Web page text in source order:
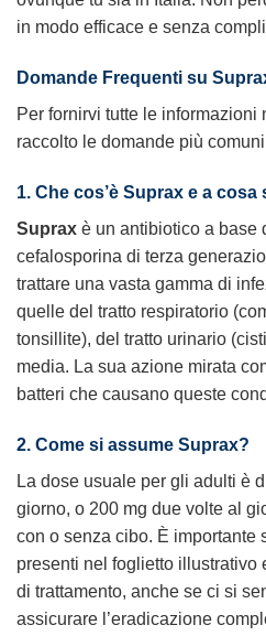
in modo efficace e senza
Domande Frequenti su
Per fornirvi tutte le informazioni
raccolto le domande più
1. Che cos’è Suprax e a cosa
Suprax è un antibiotico a base
cefalosporina di terza
trattare una vasta gamma di
quelle del tratto respiratorio
tonsillite), del tratto urinario
media. La sua azione mirata
batteri che causano queste
2. Come si assume Suprax?
La dose usuale per gli adulti è
giorno, o 200 mg due volte al
con o senza cibo. È importante
presenti nel foglietto illustrativo
di trattamento, anche se ci si
assicurare l’eradicazione